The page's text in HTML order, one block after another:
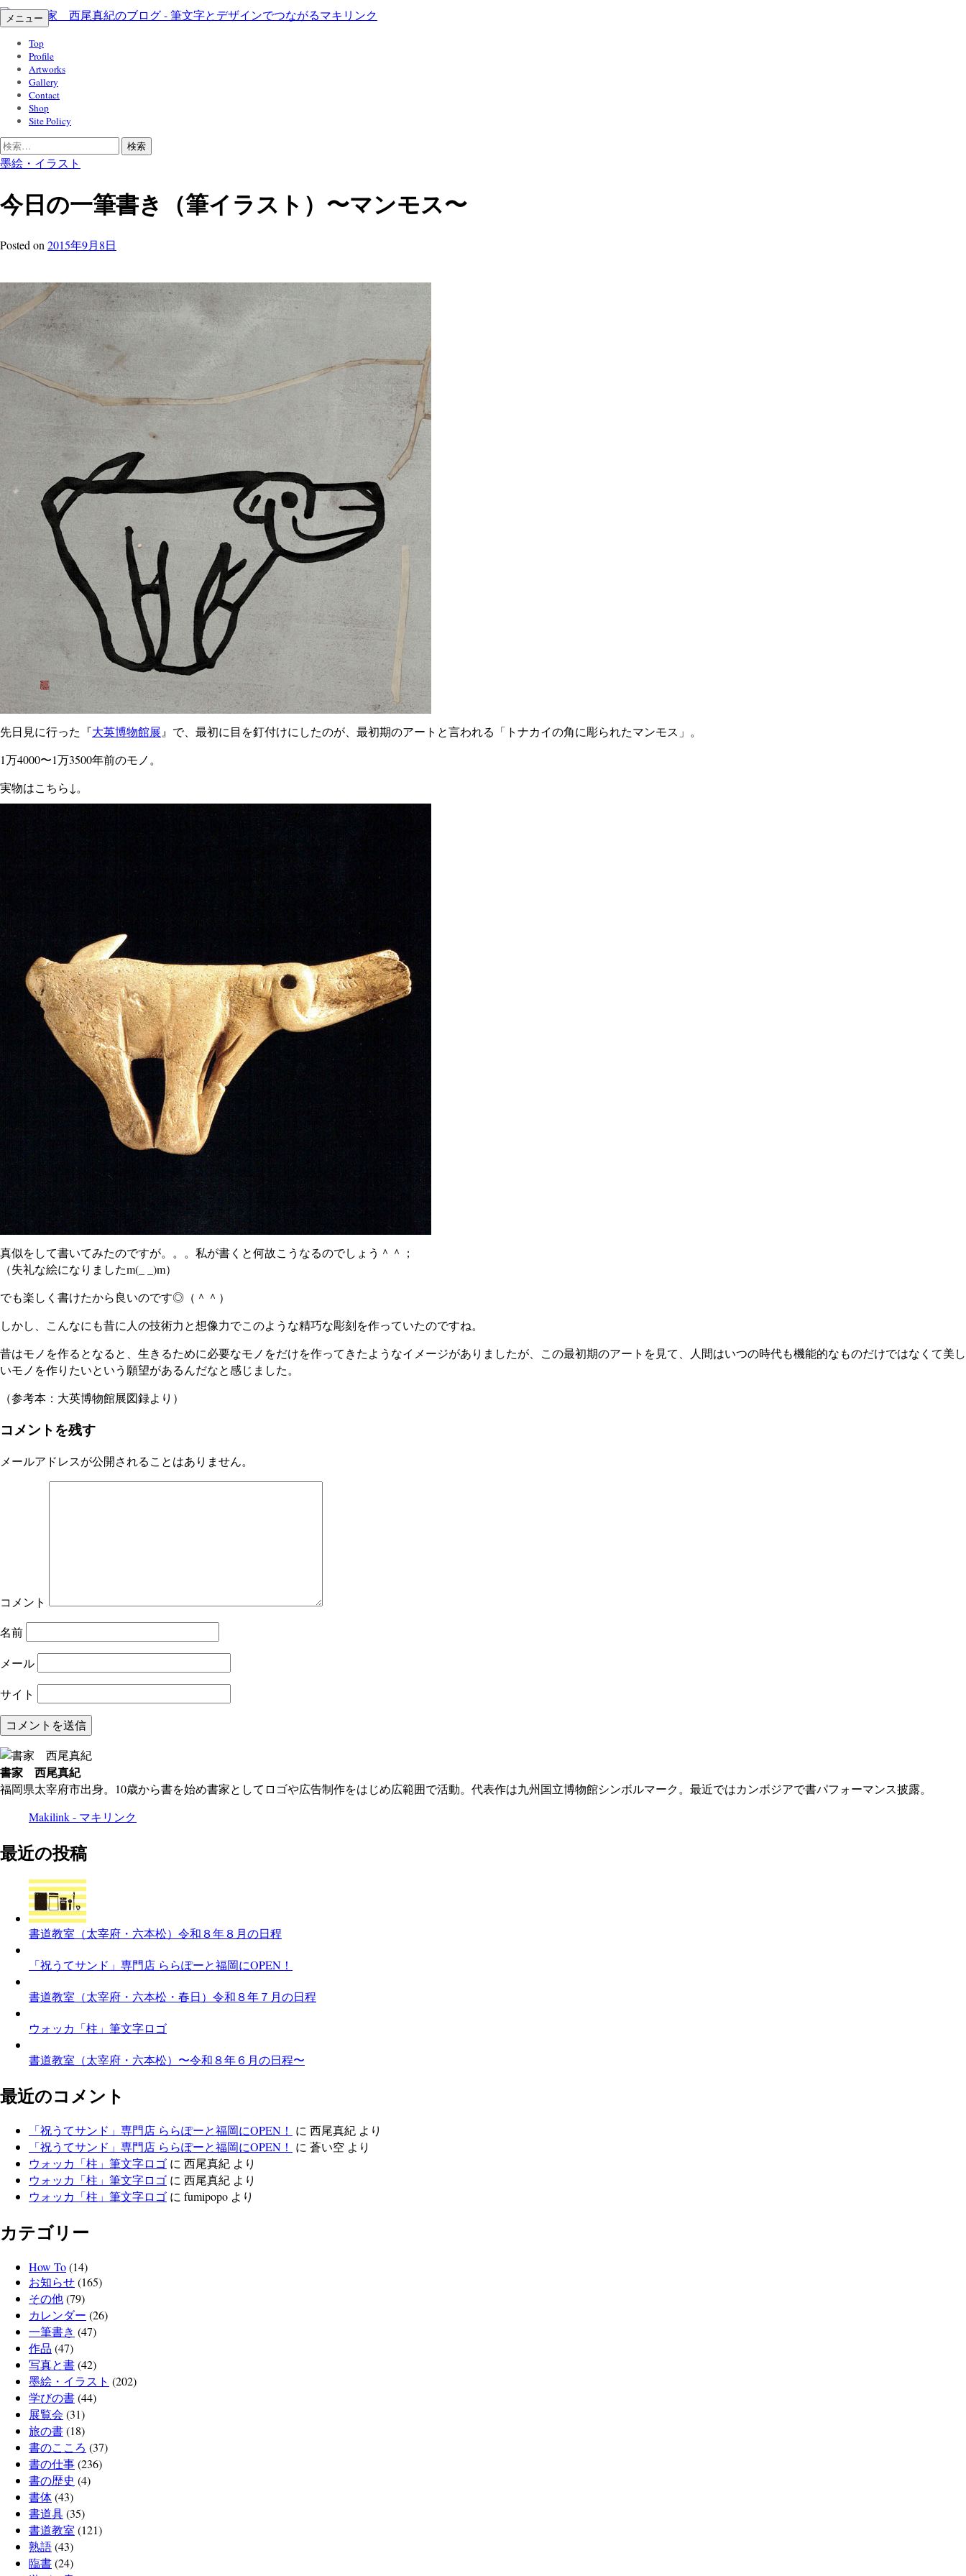
コ
ン
ッ
プ
メニュー
Top
Profile
Artworks
Gallery
Contact
Shop
Site Policy
検
索:
墨絵・イラスト
今日の一筆書き（筆イラスト）〜マンモス〜
Posted on 2015年9月8日
先日見に行った『大英博物館展 』で、最初に目を釘付けにしたのが、最初期のアートと言われる「トナカイの角に彫られたマンモス」。
1万4000〜1万3500年前のモノ。
実物はこちら↓。
真似をして書いてみたのですが。。。私が書くと何故こうなるのでしょう＾＾；
（失礼な絵になりましたm(_ _)m）
でも楽しく書けたから良いのです◎（＾＾）
しかし、こんなにも昔に人の技術力と想像力でこのような精巧な彫刻を作っていたのですね。
昔はモノを作るとなると、生きるために必要なモノをだけを作ってきたようなイメージがありましたが、この最初期のアートを見て、人間はいつの時代も機能的なものだけではなくて美し
いモノを作りたいという願望があるんだなと感じました。
（参考本：大英博物館展図録より）
コメントを残す
メールアドレスが公開されることはありません。
コメント
名前
メール
サイト
書家 西尾真紀
福岡県太宰府市出身。10歳から書を始め書家としてロゴや広告制作をはじめ広範囲で活動。代表作は九州国立博物館シンボルマーク。最近ではカンボジアで書パフォーマンス披露。
Makilink - マキリンク
最近の投稿
書道教室（太宰府・六本松）令和８年８月の日程
「祝うてサンド」専門店 ららぽーと福岡にOPEN！
書道教室（太宰府・六本松・春日）令和８年７月の日程
ウォッカ「柱」筆文字ロゴ
書道教室（太宰府・六本松）〜令和８年６月の日程〜
最近のコメント
「祝うてサンド」専門店 ららぽーと福岡にOPEN！ に 西尾真紀 より
「祝うてサンド」専門店 ららぽーと福岡にOPEN！ に 蒼い空 より
ウォッカ「柱」筆文字ロゴ に 西尾真紀 より
ウォッカ「柱」筆文字ロゴ に 西尾真紀 より
ウォッカ「柱」筆文字ロゴ に fumipopo より
カテゴリー
How To(14)
お知らせ(165)
その他(79)
カレンダー (26)
一筆書き (47)
作品 (47)
写真と書(42)
墨絵・イラスト (202)
学びの書(44)
展覧会 (31)
旅の書(18)
書のこころ (37)
書の仕事(236)
書の歴史 (4)
書体(43)
書道具(35)
書道教室 (121)
熟語(43)
臨書(24)